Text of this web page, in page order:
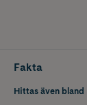
Fakta
Hittas även bland